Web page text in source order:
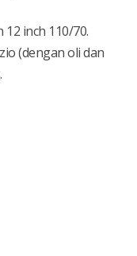
inch 110/70.
(dengan oli dan